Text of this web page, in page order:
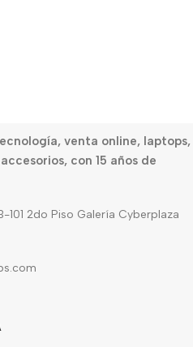
venta online, laptops,
con 15 años de
101 2do Piso Galería Cyberplaza